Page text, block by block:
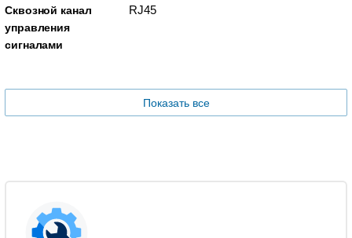
Сквозной канал
управления
сигналами
RJ45
Показать все